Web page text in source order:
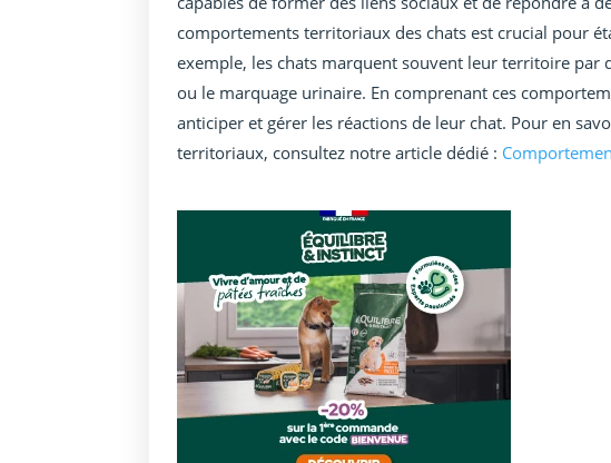
comportements territoriaux des chats est crucial pour
exemple, les chats marquent souvent leur territoire par
ou le marquage urinaire. En comprenant ces
anticiper et gérer les réactions de leur chat. Pour en
territoriaux, consultez notre article dédié :